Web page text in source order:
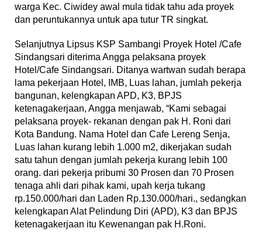
warga Kec. Ciwidey awal mula tidak tahu ada proyek
dan peruntukannya untuk apa tutur TR singkat.
Selanjutnya Lipsus KSP Sambangi Proyek Hotel /Cafe
Sindangsari diterima Angga pelaksana proyek
Hotel/Cafe Sindangsari. Ditanya wartwan sudah berapa
lama pekerjaan Hotel, IMB, Luas lahan, jumlah pekerja
bangunan, kelengkapan APD, K3, BPJS
ketenagakerjaan, Angga menjawab, “Kami sebagai
pelaksana proyek- rekanan dengan pak H. Roni dari
Kota Bandung. Nama Hotel dan Cafe Lereng Senja,
Luas lahan kurang lebih 1.000 m2, dikerjakan sudah
satu tahun dengan jumlah pekerja kurang lebih 100
orang. dari pekerja pribumi 30 Prosen dan 70 Prosen
tenaga ahli dari pihak kami, upah kerja tukang
rp.150.000/hari dan Laden Rp.130.000/hari., sedangkan
kelengkapan Alat Pelindung Diri (APD), K3 dan BPJS
ketenagakerjaan itu Kewenangan pak H.Roni.